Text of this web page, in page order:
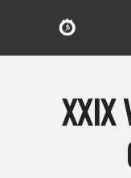
XXIX